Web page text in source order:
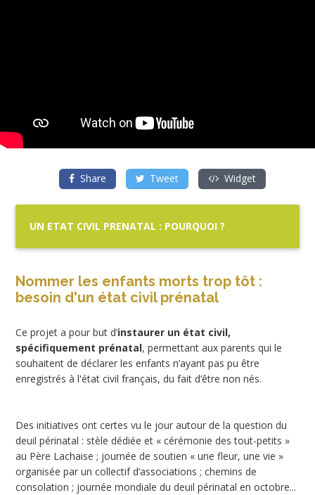
Share Tweet Widget
UN ETAT CIVIL PRENATAL : POURQUOI ?
Nommer les enfants morts trop tôt :
besoin d'un état civil prénatal
Ce projet a pour but d’instaurer un état civil,
spécifiquement prénatal, permettant aux parents qui le
souhaitent de déclarer les enfants n’ayant pas pu être
enregistrés à l'état civil français, du fait d’être non nés.
Des initiatives ont certes vu le jour autour de la question du
deuil périnatal : stèle dédiée et « cérémonie des tout-petits »
au Père Lachaise ; journée de soutien « une fleur, une vie »
organisée par un collectif d’associations ; chemins de
consolation ; journée mondiale du deuil périnatal en octobre...